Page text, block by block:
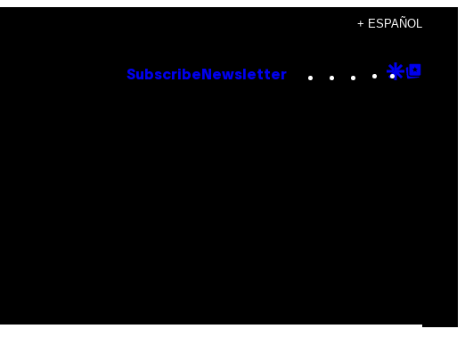
+ ESPAÑOL
Subscribe Newsletter Instagram
TikTok
YouTube
Google